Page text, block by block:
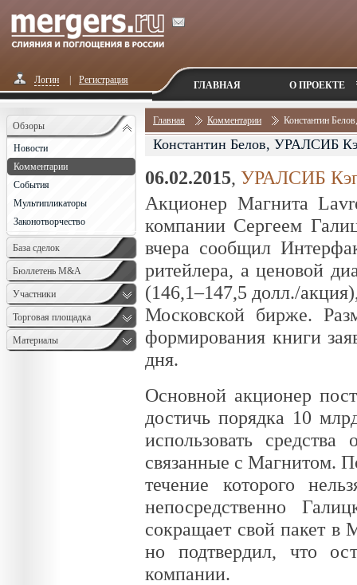
Логин Регистрация ГЛАВНАЯ О ПРОЕКТЕ
Обзоры
Новости
Комментарии
События
Мультипликаторы
Законотворчество
База сделок
Бюллетень M&A
Monthly
Участники
Торговая площадка
Материалы
Главная Комментарии Константин
Константин Белов, УРАЛСИБ
06.02.2015, УРАЛСИБ
Акционер Магнита
компании Сергеем
вчера сообщил
ритейлера, а ценовой
(146,1–147,5 долл./
Московской бирже.
формирования книги
дня.
Основной акционер
достичь порядка 10
использовать
связанные с Магнитом.
течение которого
непосредственно
сокращает свой пакет в
но подтвердил, что
компании.